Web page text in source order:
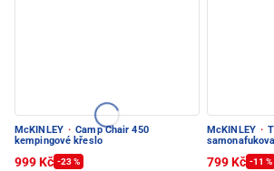
McKINLEY · Camp Chair 450
kempingové křeslo
999 Kč -23 %
McKINLEY ·
799 Kč -11 %